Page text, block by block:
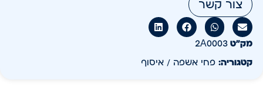
צור קשר
מק״ט 2A0003
קטגוריה: פחי אשפה / איסוף